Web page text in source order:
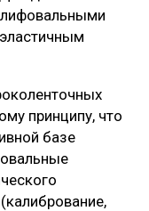
принципу, что
базе